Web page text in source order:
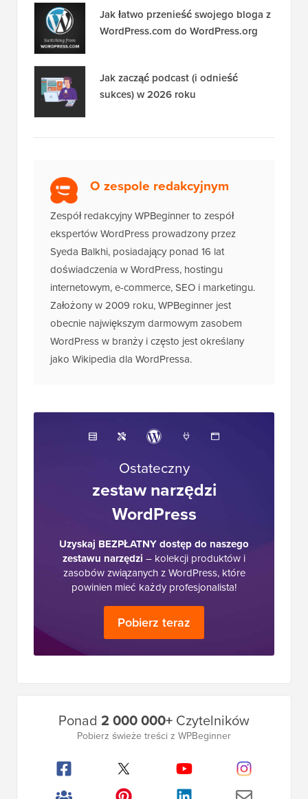
Jak łatwo przenieść swojego bloga z
WordPress.com do WordPress.org
Jak zacząć podcast (i odnieść
sukces) w 2026 roku
O zespole redakcyjnym
Zespół redakcyjny WPBeginner to zespół
ekspertów WordPress prowadzony przez
Syeda Balkhi, posiadający ponad 16 lat
doświadczenia w WordPress, hostingu
internetowym, e-commerce, SEO i marketingu.
Założony w 2009 roku, WPBeginner jest
obecnie największym darmowym zasobem
WordPress w branży i często jest określany
jako Wikipedia dla WordPressa.
Ostateczny
zestaw narzędzi
WordPress
Uzyskaj BEZPŁATNY dostęp do naszego
zestawu narzędzi – kolekcji produktów i
zasobów związanych z WordPress, które
powinien mieć każdy profesjonalista!
Pobierz teraz
Główny
Ponad 2 000 000+ Czytelników
Pobierz świeże treści z WPBeginner